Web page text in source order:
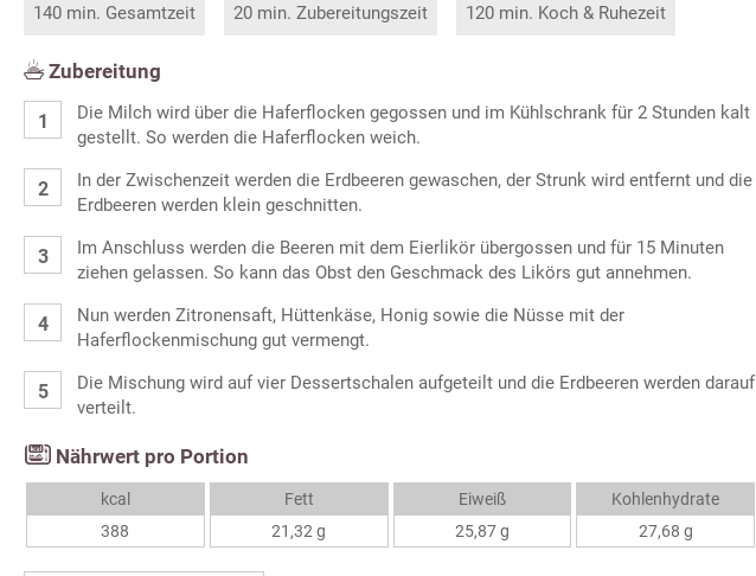
140 min. Gesamtzeit 20 min. Zubereitungszeit 120 min. Koch & Ruhezeit
Zubereitung
Die Milch wird über die Haferflocken gegossen und im Kühlschrank für 2 Stunden kalt
gestellt. So werden die Haferflocken weich.
In der Zwischenzeit werden die Erdbeeren gewaschen, der Strunk wird entfernt und die
Erdbeeren werden klein geschnitten.
Im Anschluss werden die Beeren mit dem Eierlikör übergossen und für 15 Minuten
ziehen gelassen. So kann das Obst den Geschmack des Likörs gut annehmen.
Nun werden Zitronensaft, Hüttenkäse, Honig sowie die Nüsse mit der
Haferflockenmischung gut vermengt.
Die Mischung wird auf vier Dessertschalen aufgeteilt und die Erdbeeren werden darauf
verteilt.
Nährwert pro Portion
kcal
388
Fett
21,32 g
Eiweiß
25,87 g
Kohlenhydrate
27,68 g